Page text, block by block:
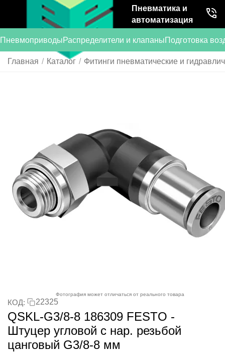
Пневматика и
автоматизация
ПневмоприводыРаспределители и клапаныПодготовка
Главная / Каталог / Фитинги пневматические и
Фотография может отличаться от реального товара
КОД: 22325
QSKL-G3/8-8 186309 FESTO -
Штуцер угловой с нар. резьбой
цанговый G3/8-8 мм